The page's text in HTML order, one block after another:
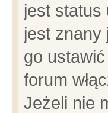
jest status
jest znany
go
forum
Jeżeli nie